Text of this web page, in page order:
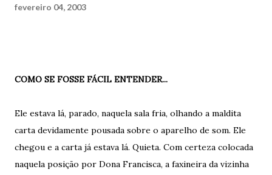
fevereiro 04, 2003
COMO SE FOSSE FÁCIL ENTENDER...
Ele estava lá, parado, naquela sala fria, olhando a maldita
carta devidamente pousada sobre o aparelho de som. Ele
chegou e a carta já estava lá. Quieta. Com certeza colocada
naquela posição por Dona Francisca, a faxineira da vizinha